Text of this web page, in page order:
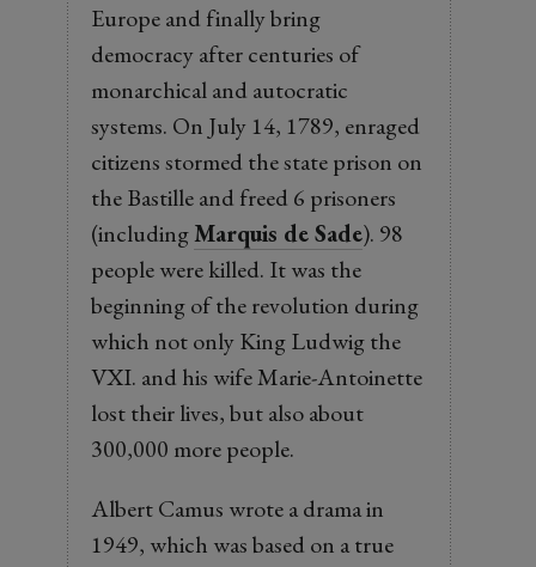
Europe and finally bring
democracy after centuries of
monarchical and autocratic
systems. On July 14, 1789, enraged
citizens stormed the state prison on
the Bastille and freed 6 prisoners
(includingMarquis de Sade). 98
people were killed. It was the
beginning of the revolution during
which not only King Ludwig the
VXI. and his wife Marie-Antoinette
lost their lives, but also about
300,000 more people.
Albert Camus wrote a drama in
1949, which was based on a true